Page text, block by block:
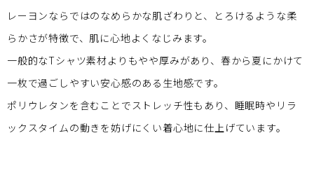
レーヨンならではのなめらかな肌ざわりと、とろけるような柔
らかさが特徴で、肌に心地よくなじみます。
一般的なTシャツ素材よりもやや厚みがあり、春から夏にかけて
一枚で過ごしやすい安心感のある生地感です。
ポリウレタンを含むことでストレッチ性もあり、睡眠時やリラ
ックスタイムの動きを妨げにくい着心地に仕上げています。